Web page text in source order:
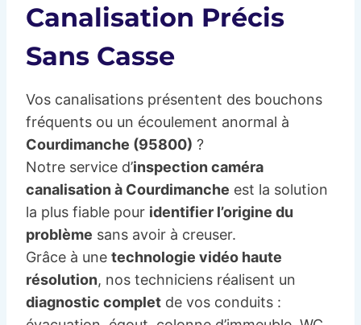
Canalisation Précis
Sans Casse
Vos canalisations présentent des bouchons
fréquents ou un écoulement anormal à
Courdimanche (95800) ?
Notre service d’inspection caméra
canalisation à Courdimanche est la solution
la plus fiable pour identifier l’origine du
problème sans avoir à creuser.
Grâce à une technologie vidéo haute
résolution, nos techniciens réalisent un
diagnostic complet de vos conduits :